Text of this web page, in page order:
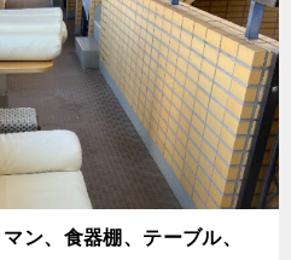
ン、食器棚、テーブル、